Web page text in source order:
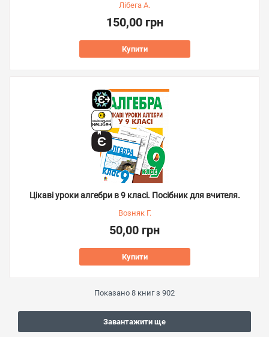
Лібега А.
150,00 грн
Купити
Цікаві уроки алгебри в 9 класі. Посібник для вчителя.
Возняк Г.
50,00 грн
Купити
Показано 8 книг з 902
Завантажити ще